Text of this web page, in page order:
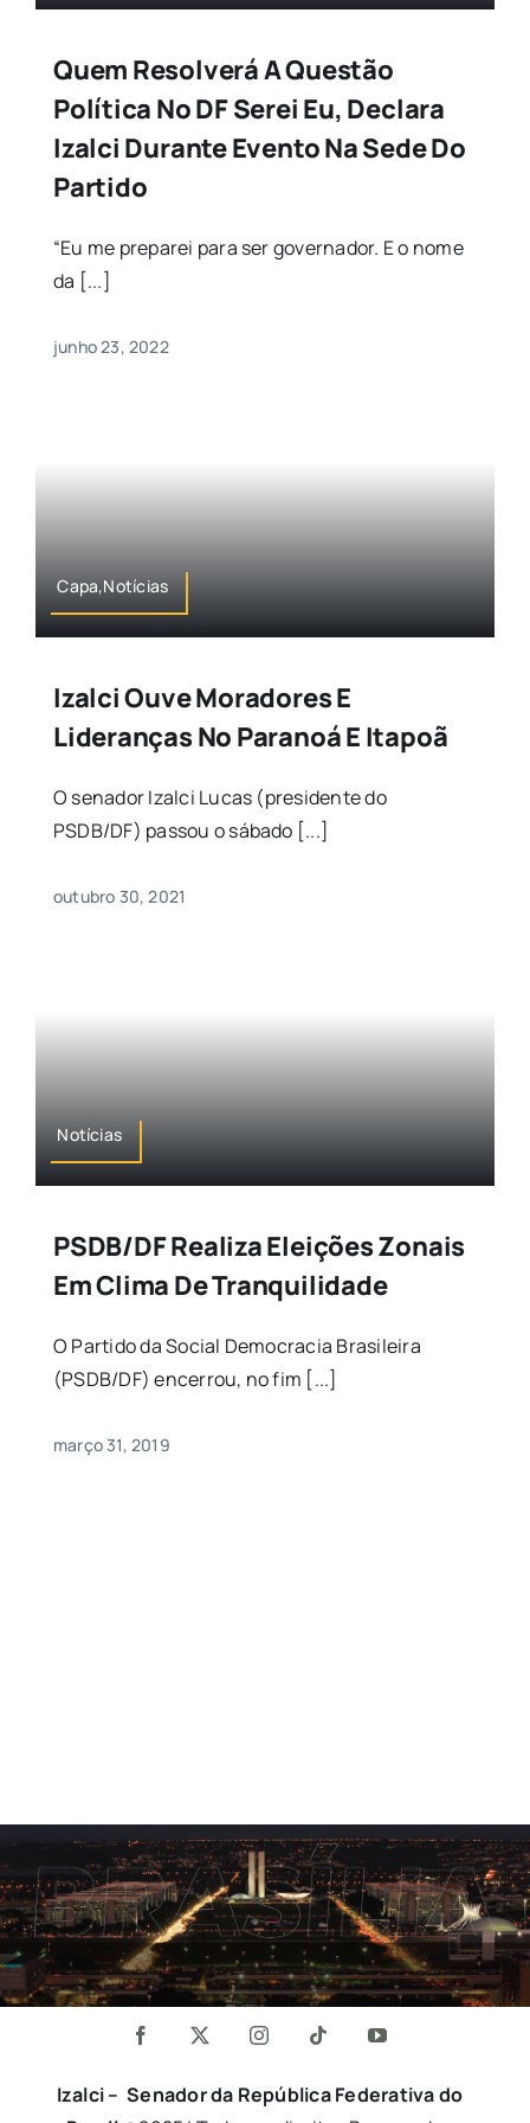
Quem Resolverá A Questão
Política No DF Serei Eu, Declara
Izalci Durante Evento Na Sede Do
Partido
“Eu me preparei para ser governador. E o nome
da [...]
junho 23, 2022
Capa,Notícias
Izalci Ouve Moradores E
Lideranças No Paranoá E Itapoã
O senador Izalci Lucas (presidente do
PSDB/DF) passou o sábado [...]
outubro 30, 2021
Notícias
PSDB/DF Realiza Eleições Zonais
Em Clima De Tranquilidade
O Partido da Social Democracia Brasileira
(PSDB/DF) encerrou, no fim [...]
março 31, 2019
Izalci – Senador da República Federativa do